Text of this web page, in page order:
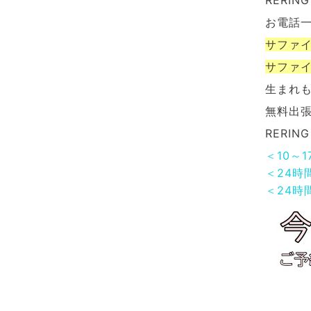
お電話
サファ
サファ
生まれ
無料出
＜10～
＜24時
＜24時